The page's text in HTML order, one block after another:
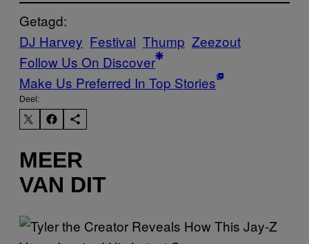
Getagd:
DJ Harvey Festival Thump Zeezout
Follow Us On Discover
Make Us Preferred In Top Stories
Deel:
MEER
VAN DIT